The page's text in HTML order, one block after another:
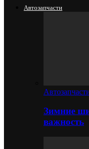
Автозапчасти
Зимние
важность